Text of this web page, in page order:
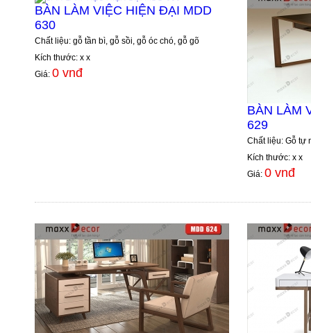
BÀN LÀM VIỆC HIỆN ĐẠI MDD
630
Chất liệu: gỗ tần bì, gỗ sồi, gỗ óc chó, gỗ gõ
Kích thước: x x
Giá: 0 vnđ
BÀN LÀM
629
Chất liệu: Gỗ tự
Kích thước: x x
Giá: 0 vnđ